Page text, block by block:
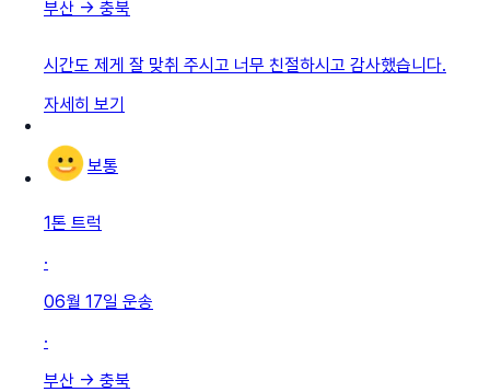
부산 → 충북
시간도 제게 잘 맞취 주시고 너무 친절하시고 감사했습니다.
자세히 보기
보통
1톤 트럭
·
06월 17일 운송
·
부산 → 충북